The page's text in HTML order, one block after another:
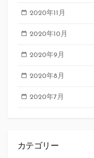
2020年11月
2020年10月
2020年9月
2020年8月
2020年7月
カテゴリー